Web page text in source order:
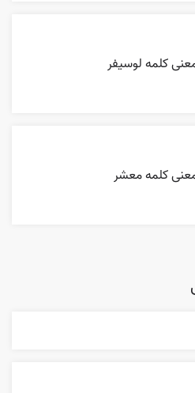
کلمه لوسیفر
کلمه معشر